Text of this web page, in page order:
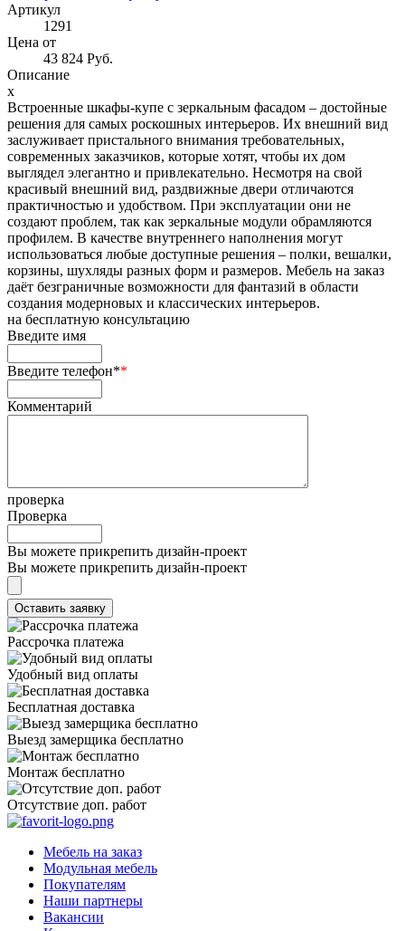
Артикул
1291
Цена от
43 824 Руб.
Описание
x
Встроенные шкафы-купе с зеркальным фасадом – достойные
решения для самых роскошных интерьеров. Их внешний вид
заслуживает пристального внимания требовательных,
современных заказчиков, которые хотят, чтобы их дом
выглядел элегантно и привлекательно. Несмотря на свой
красивый внешний вид, раздвижные двери отличаются
практичностью и удобством. При эксплуатации они не
создают проблем, так как зеркальные модули обрамляются
профилем. В качестве внутреннего наполнения могут
использоваться любые доступные решения – полки, вешалки,
корзины, шухляды разных форм и размеров. Мебель на заказ
даёт безграничные возможности для фантазий в области
создания модерновых и классических интерьеров.
на бесплатную консультацию
Введите имя
Введите телефон**
Комментарий
проверка
Проверка
Вы можете прикрепить дизайн-проект
Вы можете прикрепить дизайн-проект
Рассрочка платежа
Удобный вид оплаты
Бесплатная доставка
Выезд замерщика бесплатно
Монтаж бесплатно
Отсутствие доп. работ
Мебель на заказ
Модульная мебель
Покупателям
Наши партнеры
Вакансии